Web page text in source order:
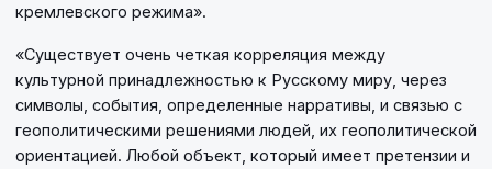
кремлевского режима».
«Существует очень четкая корреляция между
культурной принадлежностью к Русскому миру, через
символы, события, определенные нарративы, и связью с
геополитическими решениями людей, их геополитической
ориентацией. Любой объект, который имеет претензии и